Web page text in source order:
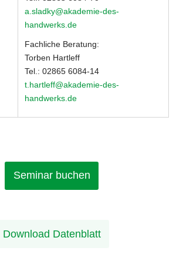
a.sladky@akademie-des-
handwerks.de
Fachliche Beratung:
Torben Hartleff
Tel.: 02865 6084-14
t.hartleff@akademie-des-
handwerks.de
Seminar buchen
Download Datenblatt